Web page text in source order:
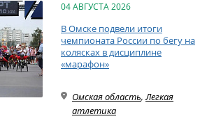
04 АВГУСТА 2026
В Омске подвели итоги
чемпионата России по бегу на
колясках в дисциплине
«марафон»
Омская область,Легкая
атлетика